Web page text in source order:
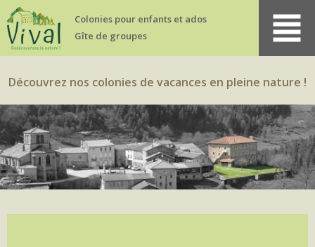
Colonies pour enfants et ados
Gîte de groupes
Découvrez nos colonies de vacances en pleine nature !